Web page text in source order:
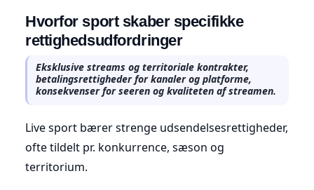
Hvorfor sport skaber specifikke
rettighedsudfordringer
Eksklusive streams og territoriale kontrakter,
betalingsrettigheder for kanaler og platforme,
konsekvenser for seeren og kvaliteten af streamen.
Live sport bærer strenge udsendelsesrettigheder,
ofte tildelt pr. konkurrence, sæson og
territorium.